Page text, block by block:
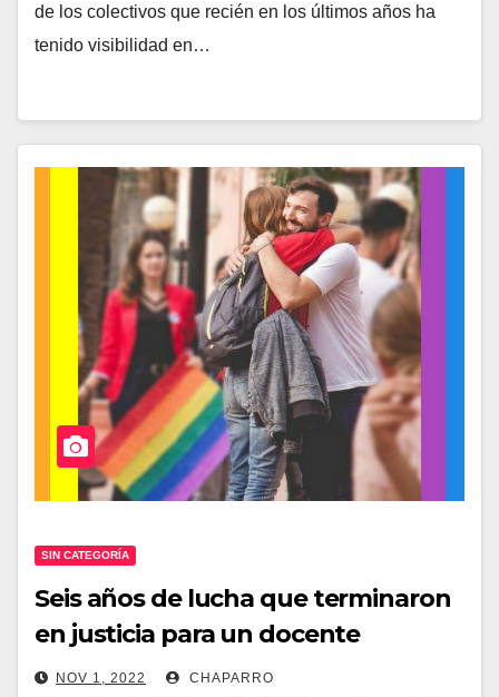
de los colectivos que recién en los últimos años ha
tenido visibilidad en…
SIN CATEGORÍA
Seis años de lucha que terminaron
en justicia para un docente
discriminado por homosexual
NOV 1, 2022 CHAPARRO